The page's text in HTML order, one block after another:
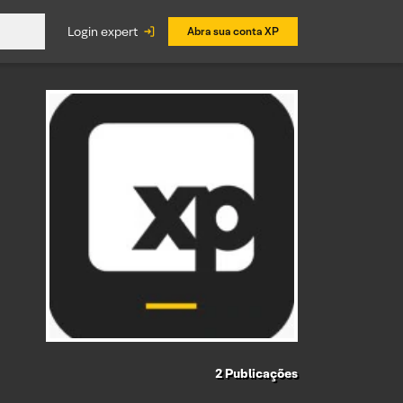
login expert Abra sua conta XP
2Publicações